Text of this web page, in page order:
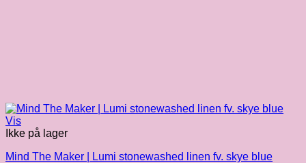
Vis
Ikke på lager
Mind The Maker | Lumi stonewashed linen fv. skye blue